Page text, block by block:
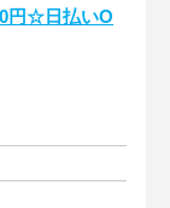
円☆日払いO